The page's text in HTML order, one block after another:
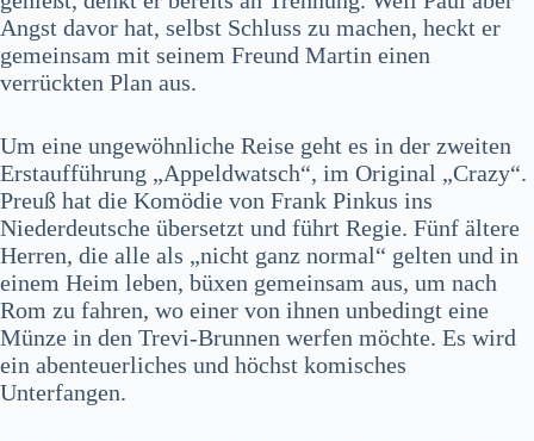
Angst davor hat, selbst Schluss zu machen, heckt er
gemeinsam mit seinem Freund Martin einen
verrückten Plan aus.
Um eine ungewöhnliche Reise geht es in der zweiten
Erstaufführung „Appeldwatsch“, im Original „Crazy“.
Preuß hat die Komödie von Frank Pinkus ins
Niederdeutsche übersetzt und führt Regie. Fünf ältere
Herren, die alle als „nicht ganz normal“ gelten und in
einem Heim leben, büxen gemeinsam aus, um nach
Rom zu fahren, wo einer von ihnen unbedingt eine
Münze in den Trevi-Brunnen werfen möchte. Es wird
ein abenteuerliches und höchst komisches
Unterfangen.